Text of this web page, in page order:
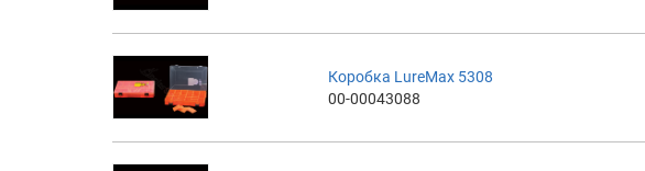
Коробка LureMax 5308
00-00043088